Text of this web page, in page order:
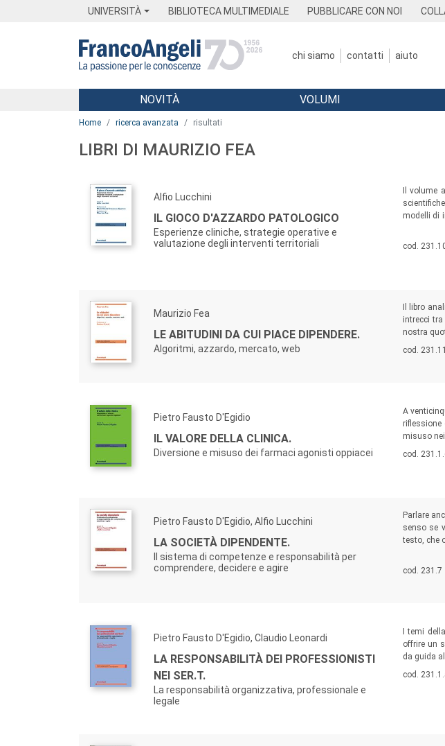
UNIVERSITÀ BIBLIOTECA MULTIMEDIALE PUBBLICARE CON NOI
chi siamo contatti aiuto
Menu
NOVITÀ VOLUMI
Home ricerca avanzata risultati
LIBRI DI MAURIZIO FEA
Alfio Lucchini
IL GIOCO D'AZZARDO PATOLOGICO
Esperienze cliniche, strategie operative e
valutazione degli interventi territoriali
Il volume
modelli di
azione;
noti
cod.
Maurizio Fea
LE ABITUDINI DA CUI PIACE DIPENDERE.
Algoritmi, azzardo, mercato, web
Il libro
intrecci
nostra
cod. 231.11
Pietro Fausto D'Egidio
IL VALORE DELLA CLINICA.
Diversione e misuso dei farmaci agonisti oppiacei
A
riflessione
misuso
cod.
Pietro Fausto D'Egidio, Alfio Lucchini
LA SOCIETÀ DIPENDENTE.
Il sistema di competenze e responsabilità per
comprendere, decidere e agire
Parlare
senso se
testo, che
cod. 231.7
Pietro Fausto D'Egidio, Claudio Leonardi
LA RESPONSABILITÀ DEI PROFESSIONISTI
NEI SER.T.
La responsabilità organizzativa, professionale e
legale
I temi
offrire un
da guida
cod.